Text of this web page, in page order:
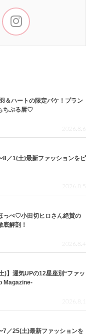
＆ハートの限定パケ！プラン
ちぷる唇♡
2026.8.6
8／1(土)最新ファッションをピ
2026.8.5
っぺ♡小田切ヒロさん絶賛の
解剖！
2026.8.4
)】運気UPの12星座別“ファッ
Magazine-
2026.8.1
7／25(土)最新ファッションを